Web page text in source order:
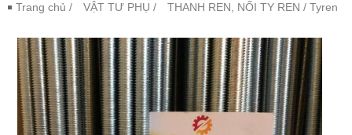
Trang chủ / VẬT TƯ PHỤ / THANH REN, NỐI TY REN / Tyren